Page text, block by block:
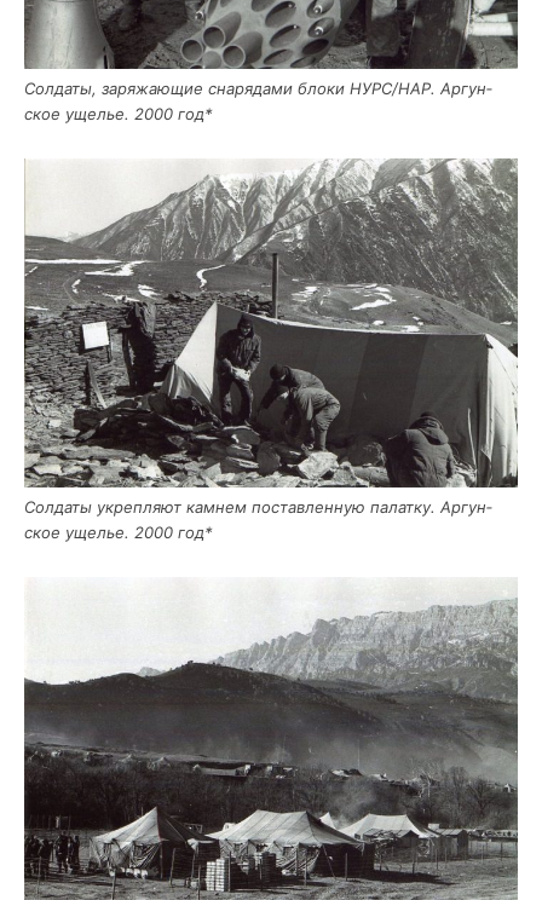
Сол­да­ты, заря­жа­ю­щие сна­ря­да­ми бло­ки НУРС/НАР. Аргун­
ское уще­лье. 2000 год*
Сол­да­ты укреп­ля­ют кам­нем постав­лен­ную палат­ку. Аргун­
ское уще­лье. 2000 год*